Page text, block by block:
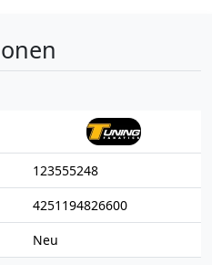
123555248
4251194826600
Neu